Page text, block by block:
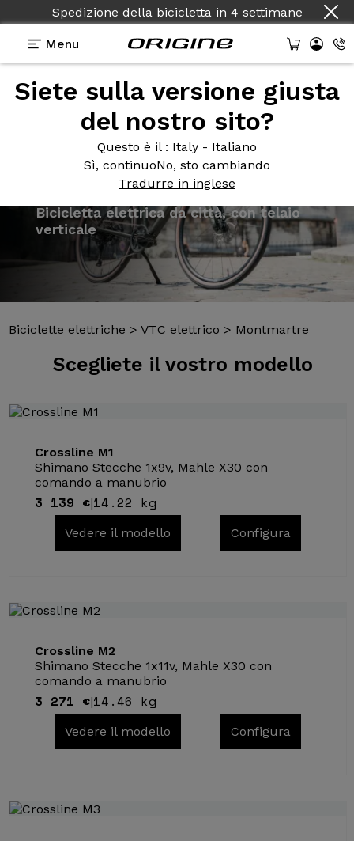
Spedizione della bicicletta in 4 settimane
Menu
Siete sulla versione giusta
del nostro sito?
Questo è il : Italy - Italiano
Sì, continuoNo, sto cambiando
Tradurre in inglese
Presentazione Tecnologie
Biciclette elettriche >VTC elettrico > Montmartre
Scegliete ilvostro modello
Crossline M1
Shimano Stecche 1x9v, Mahle X30 con
comando a manubrio
3 139 €|14.22 kg
Vedere il modello Configura
Crossline M2
Shimano Stecche 1x11v, Mahle X30 con
comando a manubrio
3 271 €|14.46 kg
Vedere il modello Configura